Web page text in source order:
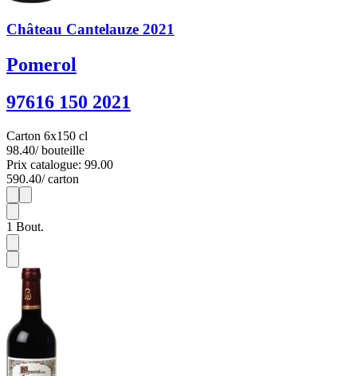
Château Cantelauze 2021
Pomerol
97616 150 2021
Carton 6x150 cl
98.40/ bouteille
Prix catalogue: 99.00
590.40/ carton
1
1 Bout.